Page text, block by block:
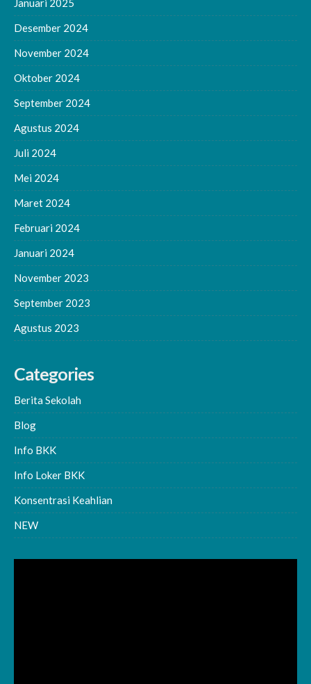
Januari 2025
Desember 2024
November 2024
Oktober 2024
September 2024
Agustus 2024
Juli 2024
Mei 2024
Maret 2024
Februari 2024
Januari 2024
November 2023
September 2023
Agustus 2023
Categories
Berita Sekolah
Blog
Info BKK
Info Loker BKK
Konsentrasi Keahlian
NEW